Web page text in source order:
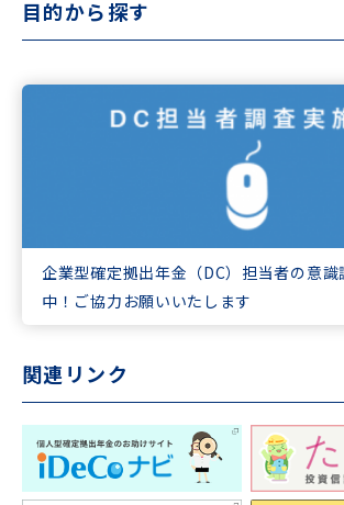
目的から探す
企業型確定拠出年金（DC）担当者の意識
中！ご協力お願いいたします
関連リンク